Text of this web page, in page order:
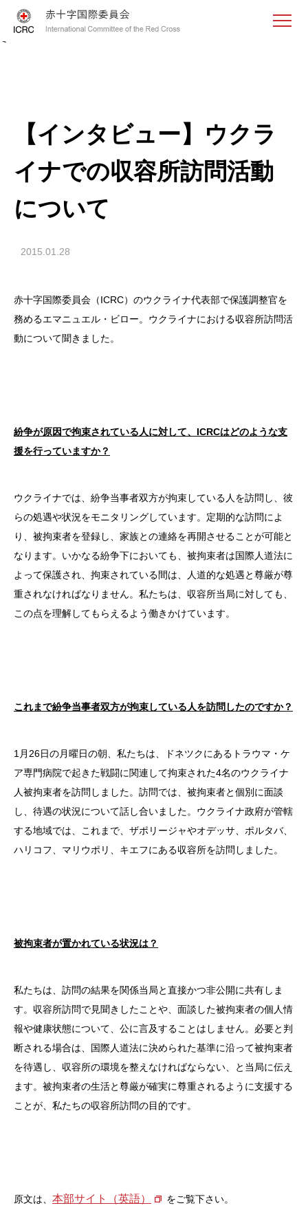
<
【インタビュー】ウクラ
イナでの収容所訪問活動
について
2015.01.28
赤十字国際委員会（ICRC）のウクライナ代表部で保護調整官を
務めるエマニュエル・ビロー。ウクライナにおける収容所訪問活
動について聞きました。
紛争が原因で拘束されている人に対して、ICRCはどのような支
援を行っていますか？
ウクライナでは、紛争当事者双方が拘束している人を訪問し、彼
らの処遇や状況をモニタリングしています。定期的な訪問によ
り、被拘束者を登録し、家族との連絡を再開させることが可能と
なります。いかなる紛争下においても、被拘束者は国際人道法に
よって保護され、拘束されている間は、人道的な処遇と尊厳が尊
重されなければなりません。私たちは、収容所当局に対しても、
この点を理解してもらえるよう働きかけています。
これまで紛争当事者双方が拘束している人を訪問したのですか？
1月26日の月曜日の朝、私たちは、ドネツクにあるトラウマ・ケ
ア専門病院で起きた戦闘に関連して拘束された4名のウクライナ
人被拘束者を訪問しました。訪問では、被拘束者と個別に面談
し、待遇の状況について話し合いました。ウクライナ政府が管轄
する地域では、これまで、ザポリージャやオデッサ、ポルタバ、
ハリコフ、マリウポリ、キエフにある収容所を訪問しました。
被拘束者が置かれている状況は？
私たちは、訪問の結果を関係当局と直接かつ非公開に共有しま
す。収容所訪問で見聞きしたことや、面談した被拘束者の個人情
報や健康状態について、公に言及することはしません。必要と判
断される場合は、国際人道法に決められた基準に沿って被拘束者
を待遇し、収容所の環境を整えなければならない、と当局に伝え
ます。被拘束者の生活と尊厳が確実に尊重されるように支援する
ことが、私たちの収容所訪問の目的です。
原文は、 本部サイト（英語） をご覧下さい。